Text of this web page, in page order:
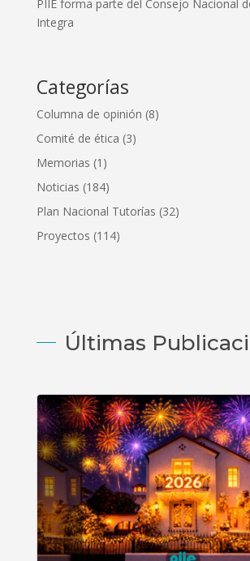
PIIE forma parte del Consejo Nacional
Integra
Categorías
Columna de opinión (8)
Comité de ética (3)
Memorias (1)
Noticias (184)
Plan Nacional Tutorías (32)
Proyectos (114)
Últimas